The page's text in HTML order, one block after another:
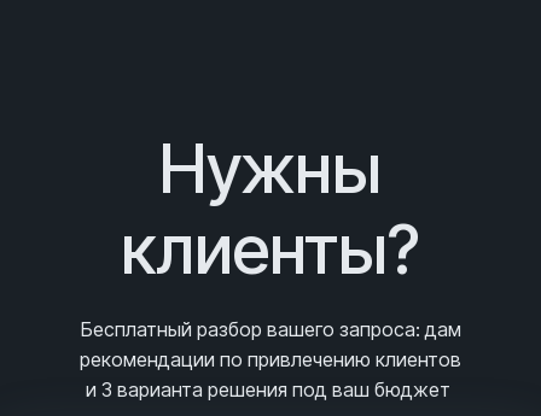
Нужны
клиенты?
Бесплатный разбор вашего запроса: дам
рекомендации по привлечению клиентов
и 3 варианта решения под ваш бюджет